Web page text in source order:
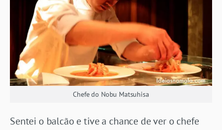
Chefe do Nobu Matsuhisa
Sentei o balcão e tive a chance de ver o chefe